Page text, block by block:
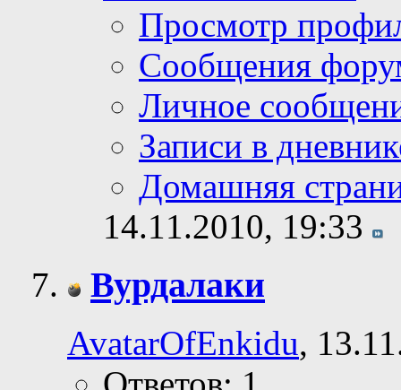
Просмотр
Сообщения
Личное
Записи в
Домашняя
14.11.2010, 19:33
Вурдалаки
AvatarOfEnkidu,